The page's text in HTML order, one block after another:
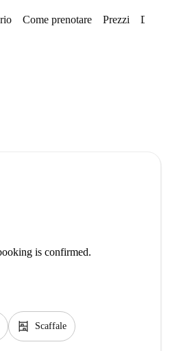
Come prenotare Prezzi Disponibilità
is confirmed.
shelves Scaffale